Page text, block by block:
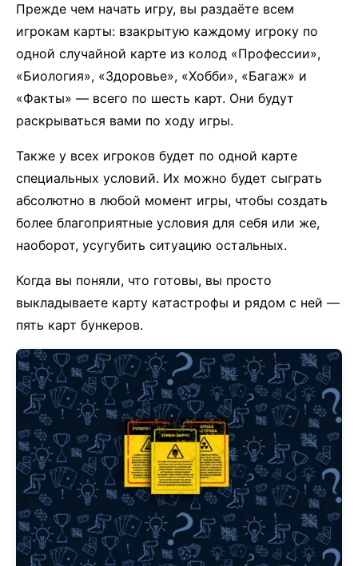
Прежде чем начать игру, вы раздаёте всем
игрокам карты: взакрытую каждому игроку по
одной случайной карте из колод «Профессии»,
«Биология», «Здоровье», «Хобби», «Багаж» и
«Факты» — всего по шесть карт. Они будут
раскрываться вами по ходу игры.
Также у всех игроков будет по одной карте
специальных условий. Их можно будет сыграть
абсолютно в любой момент игры, чтобы создать
более благоприятные условия для себя или же,
наоборот, усугубить ситуацию остальных.
Когда вы поняли, что готовы, вы просто
выкладываете карту катастрофы и рядом с ней —
пять карт бункеров.